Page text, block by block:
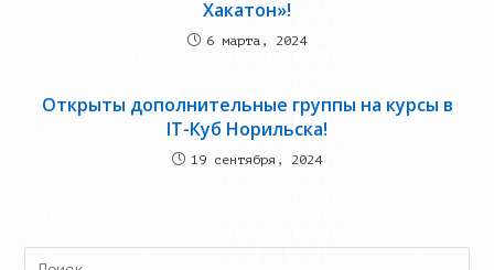
Хакатон»!
6 марта, 2024
Открыты дополнительные группы на курсы в
IT-Куб Норильска!
19 сентября, 2024
Search